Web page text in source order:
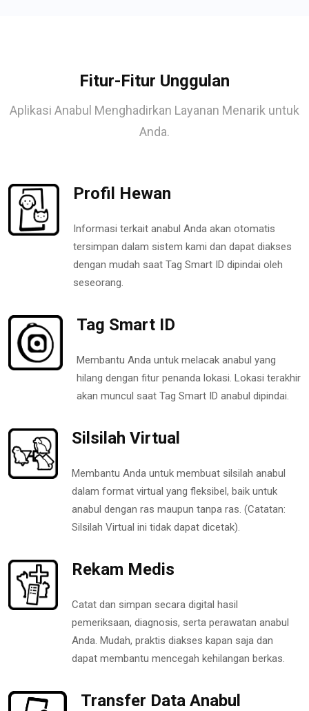
Fitur-Fitur Unggulan
Aplikasi Anabul Menghadirkan Layanan Menarik untuk
Anda.
Profil Hewan
Informasi terkait anabul Anda akan otomatis
tersimpan dalam sistem kami dan dapat diakses
dengan mudah saat Tag Smart ID dipindai oleh
seseorang.
Tag Smart ID
Membantu Anda untuk melacak anabul yang
hilang dengan fitur penanda lokasi. Lokasi terakhir
akan muncul saat Tag Smart ID anabul dipindai.
Silsilah Virtual
Membantu Anda untuk membuat silsilah anabul
dalam format virtual yang fleksibel, baik untuk
anabul dengan ras maupun tanpa ras. (Catatan:
Silsilah Virtual ini tidak dapat dicetak).
Rekam Medis
Catat dan simpan secara digital hasil
pemeriksaan, diagnosis, serta perawatan anabul
Anda. Mudah, praktis diakses kapan saja dan
dapat membantu mencegah kehilangan berkas.
Transfer Data Anabul